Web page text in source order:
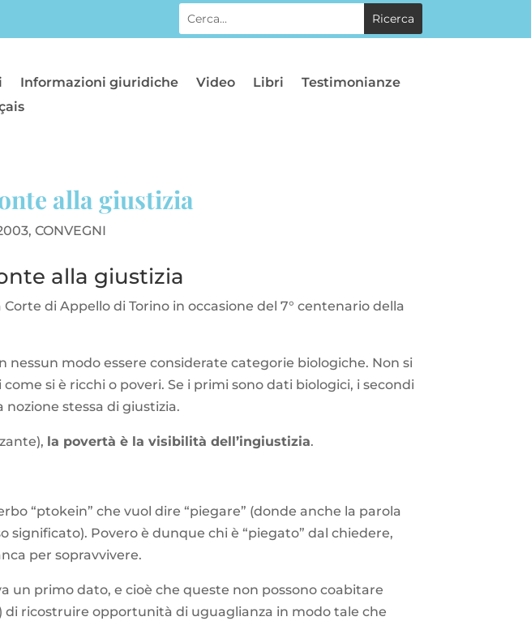
Informazioni giuridiche Video Libri
Testimonianze
alla giustizia
, CONVEGNI
alla giustizia
di Appello di Torino in occasione del 7° centenario della
modo essere considerate categorie biologiche. Non si
si è ricchi o poveri. Se i primi sono dati biologici, i secondi
nozione stessa di giustizia.
la povertà è la visibilità dell’ingiustizia.
“ptokein” che vuol dire “piegare” (donde anche la parola
significato). Povero è dunque chi è “piegato” dal chiedere,
per sopravvivere.
un primo dato, e cioè che queste non possono coabitare
di ricostruire opportunità di uguaglianza in modo tale che